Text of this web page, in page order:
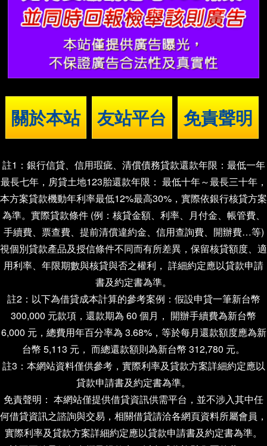
關於本站 友站平台 免責聲明
註1：銀行信貸、信用瑕疵、清償債務貸款還款年限：最低一年
最長七年，房貸土地123胎還款年限： 最低十年～最長三十年，
本方案貸款機動年利率最低12%最高30%，實際依銀行核貸方案
為準。實際貸款條件 (例：核貸金額、利率、月付金、帳管費、
手續費、票查費、提前清償違約金、信用查詢費、開辦費…等)
視個別貸款產品及授信條件不同而有所差異，保留核貸額度、適
用利率、年限期數與核貸與否之權利， 詳細約定應以貸款申請
書及約定書為準。
註2：以下為借貸成本計算的參考案例：假設申貸一筆新台幣
300,000 元款項，還款期為 60 個月， 開辦手續費為新台幣
6,000 元，總費用年百分率為 3.68%，等於每月還款額度應為新
台幣 5,113 元， 而總還款額則為新台幣 312,780 元。
註3：本網站資料僅供參考，實際利率及貸款方案詳細約定應以
貸款申請書及約定書為準。
免責聲明： 本網站僅提供借貸資訊供需平台，並不涉入其中任
何借貸資訊之諮詢與交易，相關借貸請洽各網頁資料所屬會員，
實際利率及貸款方案詳細約定應以貸款申請書及約定書為準。